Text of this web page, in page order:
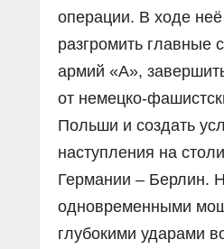
операции. В ходе
разгромить главные
армий «А»,
от немецко-
Польши и создать
наступления на
Германии – Берлин.
одновременными
глубокими ударами